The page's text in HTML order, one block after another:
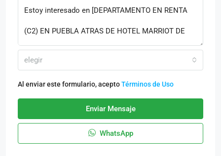
elegir
Al enviar este formulario, aceptoTérminos de Uso
Enviar Mensaje
WhatsApp